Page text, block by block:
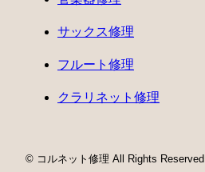
サックス修理
フルート修理
クラリネット修理
© コルネット修理 All Rights Reserved.